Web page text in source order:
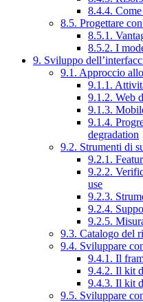
8.4.4.
8.5. Progettare
8.5.1.
8.5.2. I
9. Sviluppo
9.1. Approccio
9.1.1.
9.1.2. Web
9.1.3.
9.1.4.
degradation
9.2. Strumenti di
9.2.1.
9.2.2.
use
9.2.3.
9.2.4.
9.2.5.
9.3. Catalogo del
9.4. Sviluppare
9.4.1. Il
9.4.2. Il kit
9.4.3. Il kit
9.5. Sviluppare